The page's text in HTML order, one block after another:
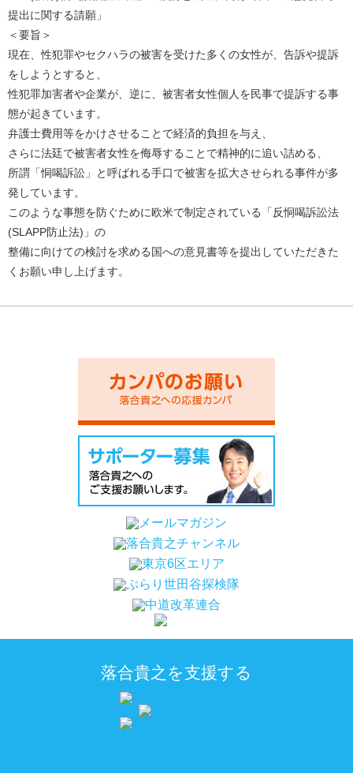
提出に関する請願」
＜要旨＞
現在、性犯罪やセクハラの被害を受けた多くの女性が、告訴や提訴
をしようとすると、
性犯罪加害者や企業が、逆に、被害者女性個人を民事で提訴する事
態が起きています。
弁護士費用等をかけさせることで経済的負担を与え、
さらに法廷で被害者女性を侮辱することで精神的に追い詰める、
所謂「恫喝訴訟」と呼ばれる手口で被害を拡大させられる事件が多
発しています。
このような事態を防ぐために欧米で制定されている「反恫喝訴訟法
(SLAPP防止法)」の
整備に向けての検討を求める国への意見書等を提出していただきた
くお願い申し上げます。
落合貴之を支援する